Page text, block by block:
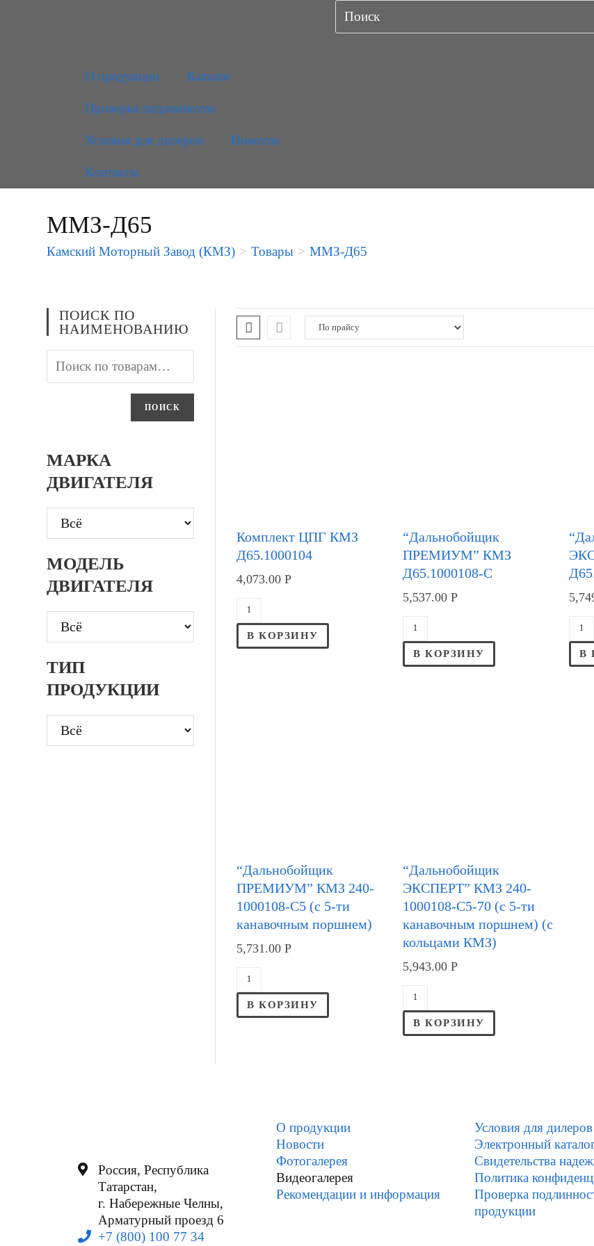
О продукции
Каталог
Проверка подлинности
Условия для дилеров Новости
Контакты
ММЗ-Д65
Камский Моторный Завод (КМЗ) > Товары > ММЗ-Д65
ПОИСК ПО
НАИМЕНОВАНИЮ
ПОИСК
МАРКА
ДВИГАТЕЛЯ
МОДЕЛЬ
ДВИГАТЕЛЯ
ТИП
ПРОДУКЦИИ
Комплект ЦПГ КМЗ
Д65.1000104
4,073.00Р
В КОРЗИНУ
“Дальнобойщик
ПРЕМИУМ” КМЗ
Д65.1000108-С
5,537.00Р
В КОРЗИНУ В
“Дальнобойщик
ПРЕМИУМ” КМЗ 240-
1000108-С5 (с 5-ти
канавочным поршнем)
5,731.00Р
В КОРЗИНУ
“Дальнобойщик
ЭКСПЕРТ” КМЗ 240-
1000108-С5-70 (с 5-ти
канавочным поршнем) (с
кольцами КМЗ)
5,943.00Р
В КОРЗИНУ
Россия, Республика
Татарстан,
г. Набережные Челны,
Арматурный проезд 6
+7 (800) 100 77 34
О продукции
Новости
Фотогалерея
Видеогалерея
Рекомендации и информация
Условия для дилеров
Электронный
Свидетельства
Политика
Проверка
продукции